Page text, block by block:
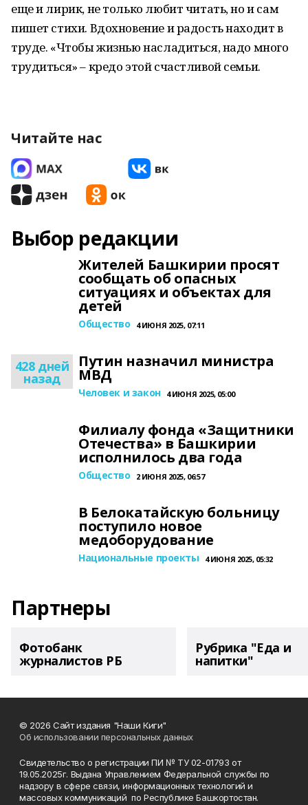
еще и лирик, не только любит читать, но и сам
пишет стихи. Вдохновение и радость находит в
труде. «Чтобы жизнью насладиться, надо много
трудиться» – кредо этой счастливой семьи.
Читайте нас
Выбор редакции
Жителей Башкирии просят
сообщать об опасных
ситуациях и объектах для
детей
Общество 4 ИЮНЯ 2025, 07:11
428 дней
назад
Путин назначил министра
МВД
Человек и закон 4 ИЮНЯ 2025, 05:00
Филиалу фонда «Защитники
Отечества» в Башкирии
исполнилось два года
Общество 2 ИЮНЯ 2025, 06:57
В Белокатайскую больницу
поступило новое
медоборудование
Национальные проекты 4 ИЮНЯ 2025, 05:32
Партнеры
Фотобанк
журналистов РБ
Рубрика "Еда и
напитки"
© 2026 Сайт издания "Наши Киги"
Об использовании персональных данных
Свидетельство о регистрации ПИ № ТУ 02-01793 от
19.05.2025г. Выдана Управлением Федеральной службы по
надзору в сфере связи, информационных технологий и
массовых коммуникаций по Республике Башкортостан.